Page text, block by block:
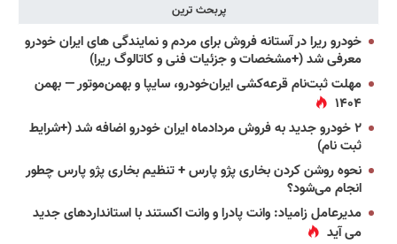
پربحث ترین
خودرو ریرا در آستانه فروش برای مردم و نمایندگی های ایران خودرو
معرفی شد (+مشخصات و جزئیات فنی و کاتالوگ ریرا)
مهلت ثبت‌نام قرعه‌کشی ایران‌خودرو، سایپا و بهمن‌موتور — بهمن
۱۴۰۴
۲ خودرو جدید به فروش مردادماه ایران خودرو اضافه شد (+شرایط
ثبت نام)
نحوه روشن کردن بخاری پژو پارس + تنظیم بخاری پژو پارس چطور
انجام می‌شود؟
مدیرعامل زامیاد: وانت پادرا و وانت اکستند با استانداردهای جدید
می آید